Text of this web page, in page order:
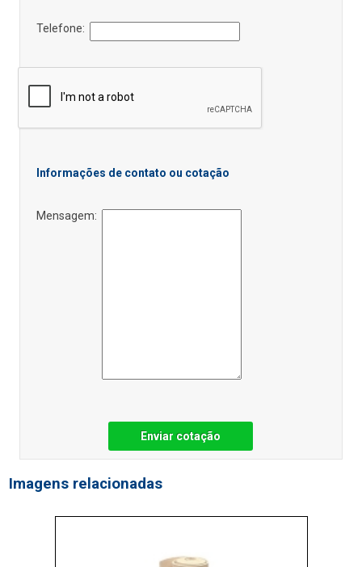
Telefone:
Informações de contato ou cotação
Mensagem:
Enviar cotação
Imagens relacionadas